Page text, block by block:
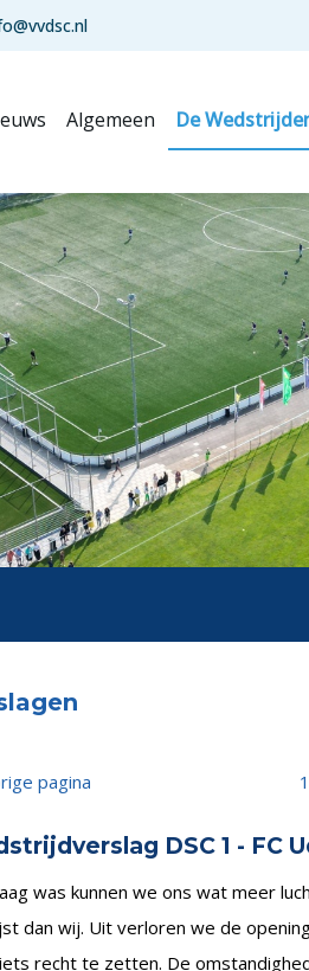
Algemeen De
pagina 1
DSC 1 - FC
was kunnen we ons wat meer
dan wij. Uit verloren we de
recht te zetten. De